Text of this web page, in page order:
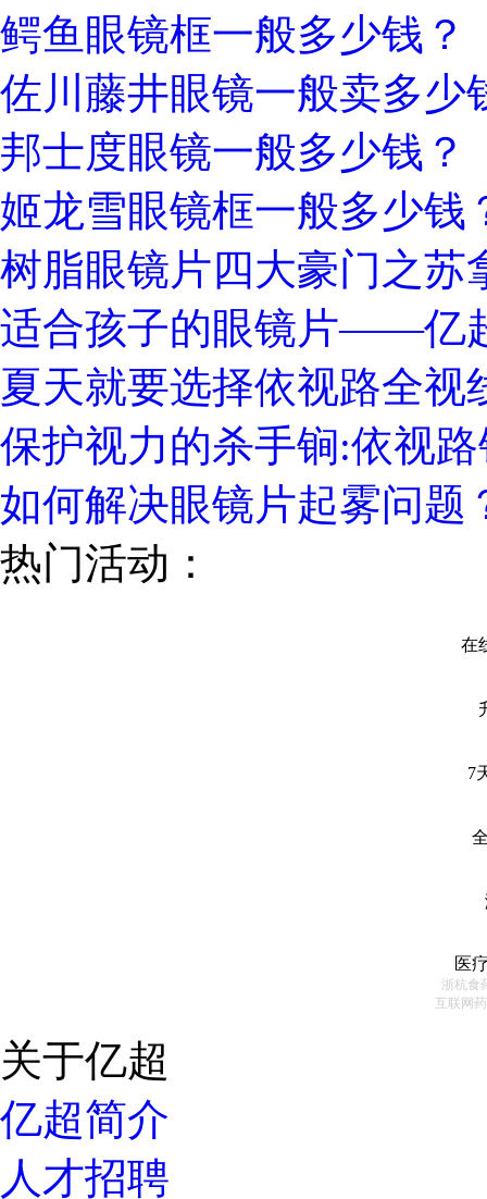
鳄鱼眼镜框一般多少钱？
佐川藤井眼镜一般卖多少
邦士度眼镜一般多少钱？
姬龙雪眼镜框一般多少钱
树脂眼镜片四大豪门之苏
适合孩子的眼镜片——亿
夏天就要选择依视路全视
保护视力的杀手锏:依视
如何解决眼镜片起雾问题
热门活动：
在
7
医
浙杭食
互联网
关于亿超
亿超简介
人才招聘